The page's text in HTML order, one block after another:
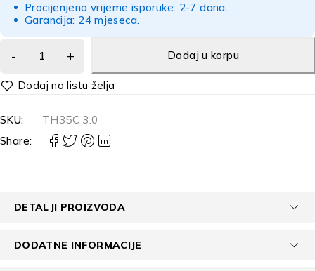
Procijenjeno vrijeme isporuke: 2-7 dana.
Garancija: 24 mjeseca.
Dodaj u korpu
Alternative:
SKU:
TH35C 3.0
Share:
DETALJI PROIZVODA
DODATNE INFORMACIJE